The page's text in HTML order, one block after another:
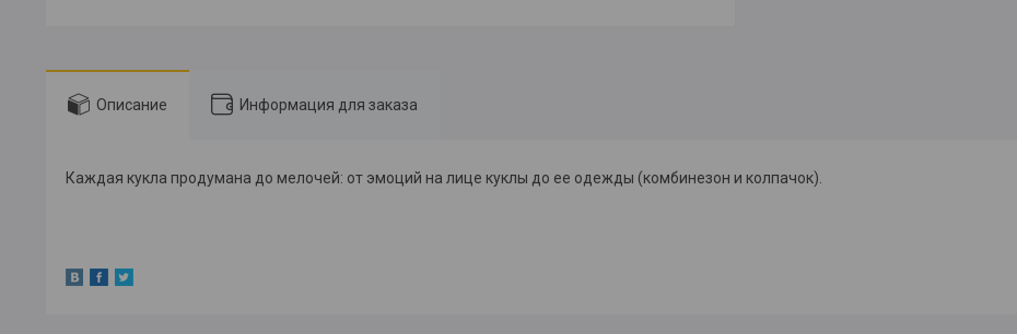
Описание Информация для заказа
Каждая кукла продумана до мелочей: от эмоций на лице куклы до ее одежды (комбинезон и колпачок).